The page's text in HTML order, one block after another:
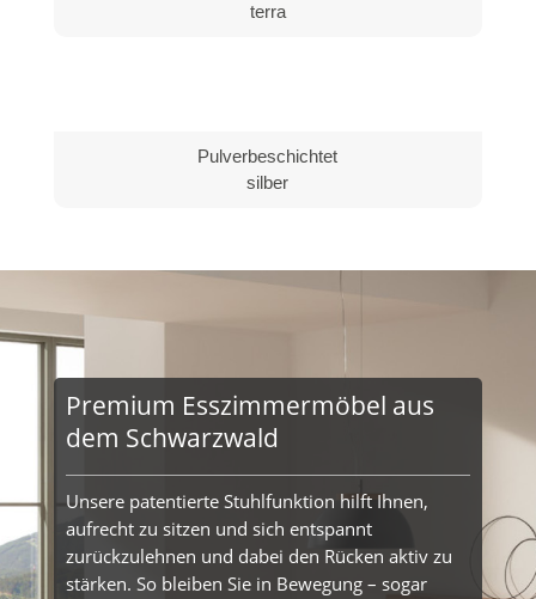
terra
Pulverbeschichtet
silber
Premium Esszimmermöbel aus
dem Schwarzwald
Unsere patentierte Stuhlfunktion hilft Ihnen,
aufrecht zu sitzen und sich entspannt
zurückzulehnen und dabei den Rücken aktiv zu
stärken. So bleiben Sie in Bewegung – sogar